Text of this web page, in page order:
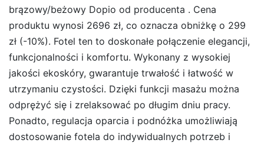
brązowy/beżowy Dopio od producenta . Cena
produktu wynosi 2696 zł, co oznacza obniżkę o 299
zł (-10%). Fotel ten to doskonałe połączenie elegancji,
funkcjonalności i komfortu. Wykonany z wysokiej
jakości ekoskóry, gwarantuje trwałość i łatwość w
utrzymaniu czystości. Dzięki funkcji masażu można
odprężyć się i zrelaksować po długim dniu pracy.
Ponadto, regulacja oparcia i podnóżka umożliwiają
dostosowanie fotela do indywidualnych potrzeb i